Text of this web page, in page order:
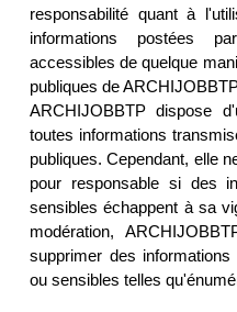
responsabilité quant à
informations postées
accessibles de quelque
publiques de
ARCHIJOBBTP dispose
toutes informations
publiques. Cependant, elle
pour responsable si des
sensibles échappent à sa
modération,
supprimer des
ou sensibles telles